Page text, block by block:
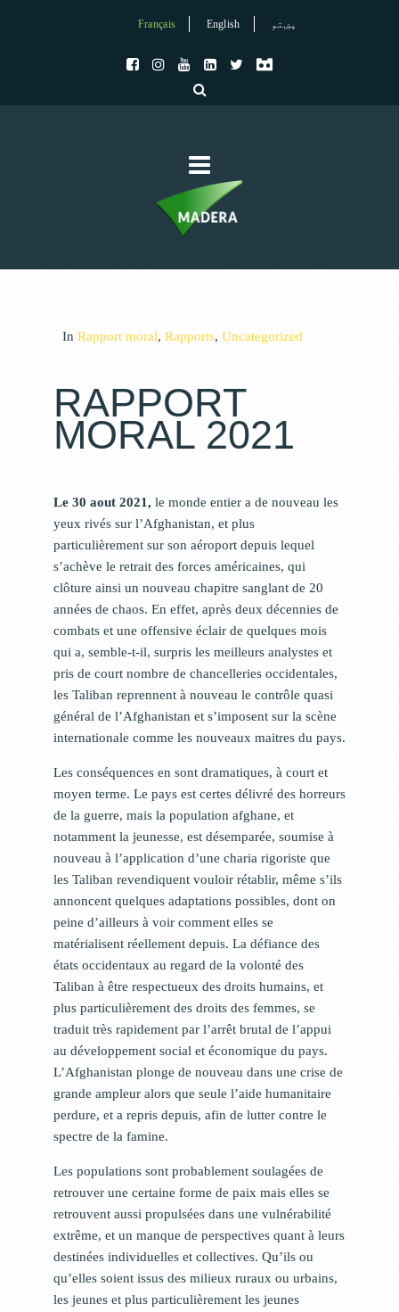
Français English پښتو
In Rapport moral, Rapports, Uncategorized
RAPPORT
MORAL 2021
Le 30 aout 2021, le monde entier a de nouveau les
yeux rivés sur l’Afghanistan, et plus
particulièrement sur son aéroport depuis lequel
s’achève le retrait des forces américaines, qui
clôture ainsi un nouveau chapitre sanglant de 20
années de chaos. En effet, après deux décennies de
combats et une offensive éclair de quelques mois
qui a, semble-t-il, surpris les meilleurs analystes et
pris de court nombre de chancelleries occidentales,
les Taliban reprennent à nouveau le contrôle quasi
général de l’Afghanistan et s’imposent sur la scène
internationale comme les nouveaux maitres du pays.
Les conséquences en sont dramatiques, à court et
moyen terme. Le pays est certes délivré des horreurs
de la guerre, mais la population afghane, et
notamment la jeunesse, est désemparée, soumise à
nouveau à l’application d’une charia rigoriste que
les Taliban revendiquent vouloir rétablir, même s’ils
annoncent quelques adaptations possibles, dont on
peine d’ailleurs à voir comment elles se
matérialisent réellement depuis. La défiance des
états occidentaux au regard de la volonté des
Taliban à être respectueux des droits humains, et
plus particulièrement des droits des femmes, se
traduit très rapidement par l’arrêt brutal de l’appui
au développement social et économique du pays.
L’Afghanistan plonge de nouveau dans une crise de
grande ampleur alors que seule l’aide humanitaire
perdure, et a repris depuis, afin de lutter contre le
spectre de la famine.
Les populations sont probablement soulagées de
retrouver une certaine forme de paix mais elles se
retrouvent aussi propulsées dans une vulnérabilité
extrême, et un manque de perspectives quant à leurs
destinées individuelles et collectives. Qu’ils ou
qu’elles soient issus des milieux ruraux ou urbains,
les jeunes et plus particulièrement les jeunes